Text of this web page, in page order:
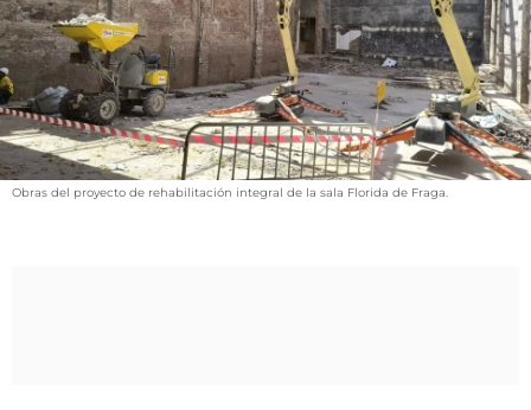
VÍDEOS
CONTACTAR
FIESTAS EN EL ALTO ARAGÓN
FIESTAS DE SAN LORENZO
Obras del proyecto de rehabilitación integral de la sala Florida de Fraga.